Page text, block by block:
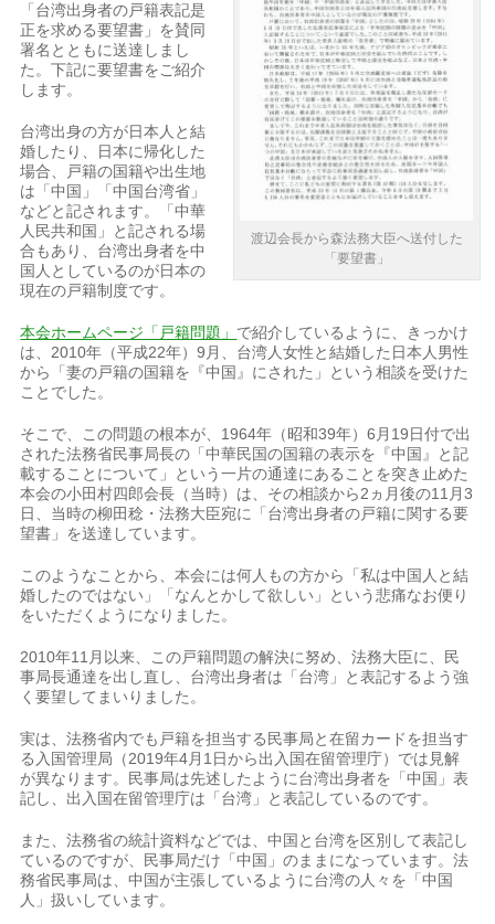
渡辺会長から森法務大臣へ送付した
「要望書」
「台湾出身者の戸籍表記是
正を求める要望書」を賛同
署名とともに送達しまし
た。下記に要望書をご紹介
します。
台湾出身の方が日本人と結
婚したり、日本に帰化した
場合、戸籍の国籍や出生地
は「中国」「中国台湾省」
などと記されます。「中華
人民共和国」と記される場
合もあり、台湾出身者を中
国人としているのが日本の
現在の戸籍制度です。
本会ホームページ「戸籍問題」 で紹介しているように、きっかけ
は、2010年（平成22年）9月、台湾人女性と結婚した日本人男性
から「妻の戸籍の国籍を『中国』にされた」という相談を受けた
ことでした。
そこで、この問題の根本が、1964年（昭和39年）6月19日付で出
された法務省民事局長の「中華民国の国籍の表示を『中国』と記
載することについて」という一片の通達にあることを突き止めた
本会の小田村四郎会長（当時）は、その相談から2ヵ月後の11月3
日、当時の柳田稔・法務大臣宛に「台湾出身者の戸籍に関する要
望書」を送達しています。
このようなことから、本会には何人もの方から「私は中国人と結
婚したのではない」「なんとかして欲しい」という悲痛なお便り
をいただくようになりました。
2010年11月以来、この戸籍問題の解決に努め、法務大臣に、民
事局長通達を出し直し、台湾出身者は「台湾」と表記するよう強
く要望してまいりました。
実は、法務省内でも戸籍を担当する民事局と在留カードを担当す
る入国管理局（2019年4月1日から出入国在留管理庁）では見解
が異なります。民事局は先述したように台湾出身者を「中国」表
記し、出入国在留管理庁は「台湾」と表記しているのです。
また、法務省の統計資料などでは、中国と台湾を区別して表記し
ているのですが、民事局だけ「中国」のままになっています。法
務省民事局は、中国が主張しているように台湾の人々を「中国
人」扱いしています。